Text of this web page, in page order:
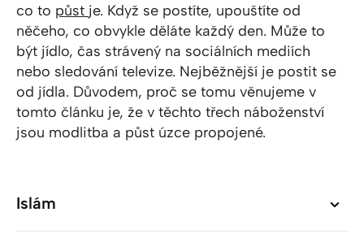
co to půst je. Když se postíte, upouštíte od
něčeho, co obvykle děláte každý den. Může to
být jídlo, čas strávený na sociálních mediích
nebo sledování televize. Nejběžnější je postit se
od jídla. Důvodem, proč se tomu věnujeme v
tomto článku je, že v těchto třech náboženství
jsou modlitba a půst úzce propojené.
Islám
Islám